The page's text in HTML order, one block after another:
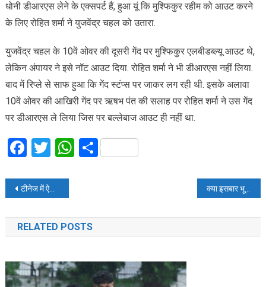
धोनी डीआरएस लेने के एक्सपर्ट हैं, हुआ यूं कि मुश्फिकुर रहीम को आउट करने
के लिए रोहित शर्मा ने युजवेंद्र चहल को उतारा.
युजवेंद्र चहल के 10वें ओवर की दूसरी गेंद पर मुश्फिकुर एलबीडब्ल्यू आउट थे,
लेकिन अंपायर ने इसे नॉट आउट दिया. रोहित शर्मा ने भी डीआरएस नहीं लिया.
बाद में रिप्ले से साफ हुआ कि गेंद स्‍टंप्‍स पर जाकर लग रही थी. इसके अलावा
10वें ओवर की आखिरी गेंद पर ऋषभ पंत की सलाह पर रोहित शर्मा ने उस गेंद
पर डीआरएस ले लिया जिस पर बल्लेबाज आउट ही नहीं था.
Facebook
Twitter
WhatsApp
Share
Post
navigation
टीनेज में ऐसे दिखते थे अल्लू अर्जुन, तस्वीर देखकर पहचान भी नहीं पायेंगे आप क्या इसबार भूमि पेडनेकर के साथ 100 करोड़ कमाएगीआयुष्मान खुराना की ‘बाला’
RELATED POSTS